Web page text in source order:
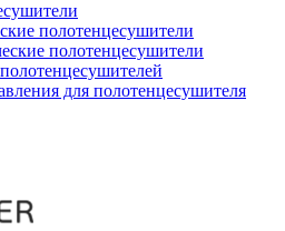
полотенцесушители
полотенцесушители
для полотенцесушителя